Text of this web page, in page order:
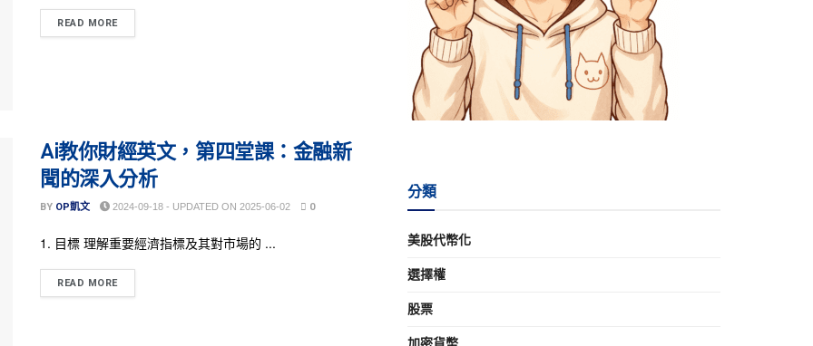
READ MORE
Ai教你財經英文，第四堂課：金融新
聞的深入分析
BY OP凱文 2024-09-18 - UPDATED ON 2025-06-02 0
1. 目標 理解重要經濟指標及其對市場的 ...
READ MORE
分類
美股代幣化
選擇權
股票